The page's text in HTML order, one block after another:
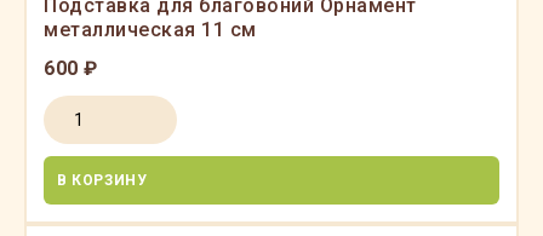
Подставка для благовоний Орнамент
металлическая 11 см
600 ₽
В КОРЗИНУ